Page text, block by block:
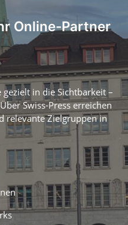
Online-Partner
in die Sichtbarkeit –
Swiss-Press erreichen
relevante Zielgruppen in